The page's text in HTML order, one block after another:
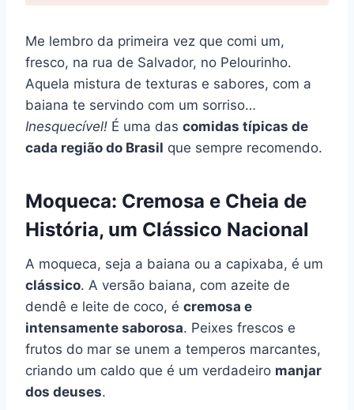
Me lembro da primeira vez que comi um,
fresco, na rua de Salvador, no Pelourinho.
Aquela mistura de texturas e sabores, com a
baiana te servindo com um sorriso…
Inesquecível! É uma das comidas típicas de
cada região do Brasil que sempre recomendo.
Moqueca: Cremosa e Cheia de
História, um Clássico Nacional
A moqueca, seja a baiana ou a capixaba, é um
clássico. A versão baiana, com azeite de
dendê e leite de coco, é cremosa e
intensamente saborosa. Peixes frescos e
frutos do mar se unem a temperos marcantes,
criando um caldo que é um verdadeiro manjar
dos deuses.